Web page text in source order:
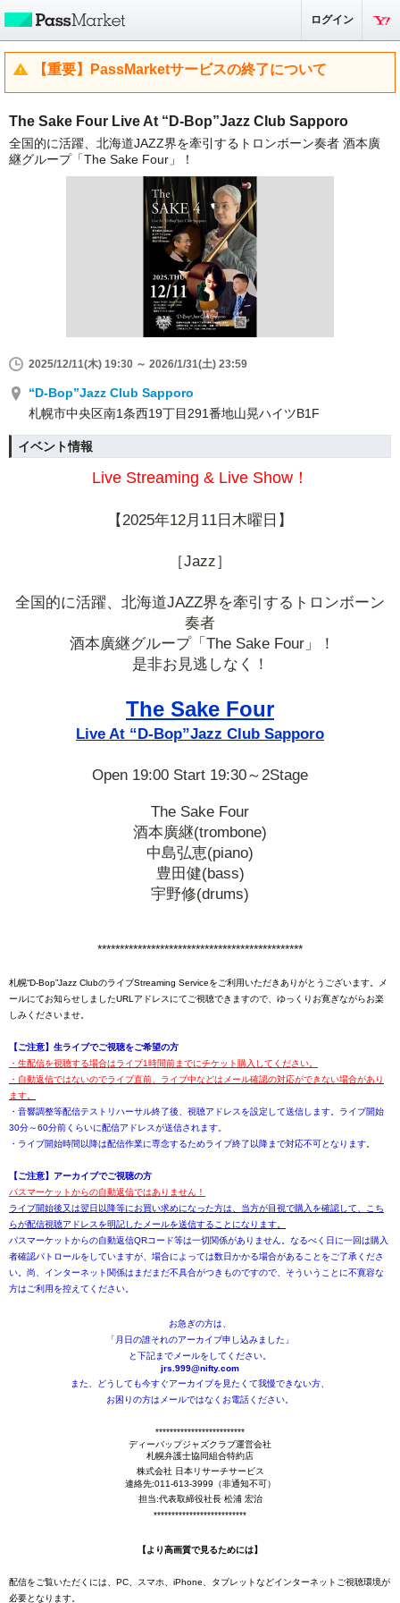
ログイン
【重要】PassMarketサービスの終了について
The Sake Four Live At “D-Bop”Jazz Club Sapporo
全国的に活躍、北海道JAZZ界を牽引するトロンボーン奏者 酒本廣
継グループ「The Sake Four」！
2025/12/11(木) 19:30 ～ 2026/1/31(土) 23:59
“D-Bop”Jazz Club Sapporo
札幌市中央区南1条西19丁目291番地山晃ハイツB1F
イベント情報
Live Streaming & Live Show！
【2025年12月11日木曜日】
［Jazz］
全国的に活躍、北海道JAZZ界を牽引するトロンボーン
奏者
酒本廣継グループ「The Sake Four」！
是非お見逃しなく！
The Sake Four
Live At “D-Bop”Jazz Club Sapporo
Open 19:00 Start 19:30～2Stage
The Sake Four
酒本廣継(trombone)
中島弘恵(piano)
豊田健(bass)
宇野修(drums)
**********************************************
札幌“D-Bop”Jazz ClubのライブStreaming Serviceをご利用いただきありがとうございます。メ
ールにてお知らせしましたURLアドレスにてご視聴できますので、ゆっくりお寛ぎながらお楽
しみくださいませ。
【ご注意】生ライブでご視聴をご希望の方
・生配信を視聴する場合はライブ1時間前までにチケット購入してください。
・自動返信ではないのでライブ直前、ライブ中などはメール確認の対応ができない場合があり
ます。
・音響調整等配信テストリハーサル終了後、視聴アドレスを設定して送信します。ライブ開始
30分～60分前くらいに配信アドレスが送信されます。
・ライブ開始時間以降は配信作業に専念するためライブ終了以降まで対応不可となります。
【ご注意】アーカイブでご視聴の方
パスマーケットからの自動返信ではありません！
ライブ開始後又は翌日以降等にお買い求めになった方は、当方が目視で購入を確認して、こち
らが配信視聴アドレスを明記したメールを送信することになります。
パスマーケットからの自動返信QRコード等は一切関係がありません。なるべく日に一回は購入
者確認パトロールをしていますが、場合によっては数日かかる場合があることをご了承くださ
い。尚、インターネット関係はまだまだ不具合がつきものですので、そういうことに不寛容な
方はご利用を控えてください。
お急ぎの方は、
「月日の誰それのアーカイブ申し込みました」
と下記までメールをしてください。
jrs.999@nifty.com
また、どうしても今すぐアーカイブを見たくて我慢できない方、
お困りの方はメールではなくお電話ください。
*************************
ディーバップジャズクラブ運営会社
札幌弁護士協同組合特約店
株式会社 日本リサーチサービス
連絡先:011-613-3999（非通知不可）
担当:代表取締役社長 松浦 宏治
**************************
【より高画質で見るためには】
配信をご覧いただくには、PC、スマホ、iPhone、タブレットなどインターネットご視聴環境が
必要となります。